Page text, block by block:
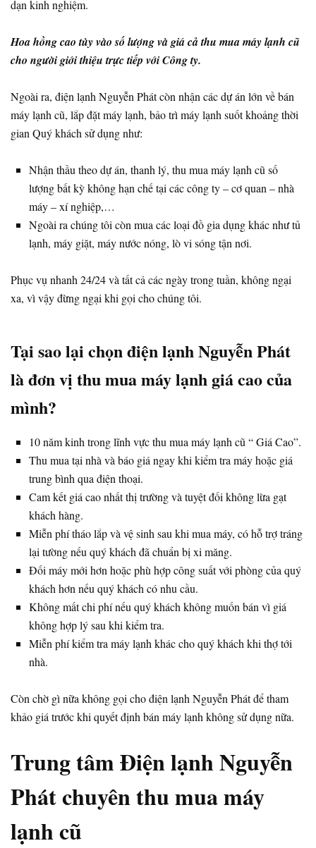
dạn kinh nghiệm.
Hoa hồng cao tùy vào số lượng và giá cả thu mua máy lạnh cũ
cho người giới thiệu trực tiếp với Công ty.
Ngoài ra, điện lạnh Nguyễn Phát còn nhận các dự án lớn về bán
máy lạnh cũ, lắp đặt máy lạnh, bảo trì máy lạnh suốt khoảng thời
gian Quý khách sử dụng như:
Nhận thầu theo dự án, thanh lý, thu mua máy lạnh cũ số
lượng bất kỳ không hạn chế tại các công ty – cơ quan – nhà
máy – xí nghiệp,…
Ngoài ra chúng tôi còn mua các loại đồ gia dụng khác như tủ
lạnh, máy giặt, máy nước nóng, lò vi sóng tận nơi.
Phục vụ nhanh 24/24 và tất cả các ngày trong tuần, không ngại
xa, vì vậy đừng ngại khi gọi cho chúng tôi.
Tại sao lại chọn điện lạnh Nguyễn Phát
là đơn vị thu mua máy lạnh giá cao của
mình?
10 năm kinh trong lĩnh vực thu mua máy lạnh cũ “ Giá Cao”.
Thu mua tại nhà và báo giá ngay khi kiểm tra máy hoặc giá
trung bình qua điện thoại.
Cam kết giá cao nhất thị trường và tuyệt đối không lừa gạt
khách hàng.
Miễn phí tháo lắp và vệ sinh sau khi mua máy, có hỗ trợ tráng
lại tường nếu quý khách đã chuẩn bị xi măng.
Đối máy mới hơn hoặc phù hợp công suất với phòng của quý
khách hơn nếu quý khách có nhu cầu.
Không mất chi phí nếu quý khách không muốn bán vì giá
không hợp lý sau khi kiểm tra.
Miễn phí kiểm tra máy lạnh khác cho quý khách khi thợ tới
nhà.
Còn chờ gì nữa không gọi cho điện lạnh Nguyễn Phát để tham
khảo giá trước khi quyết định bán máy lạnh không sử dụng nữa.
Trung tâm Điện lạnh Nguyễn
Phát chuyên thu mua máy
lạnh cũ